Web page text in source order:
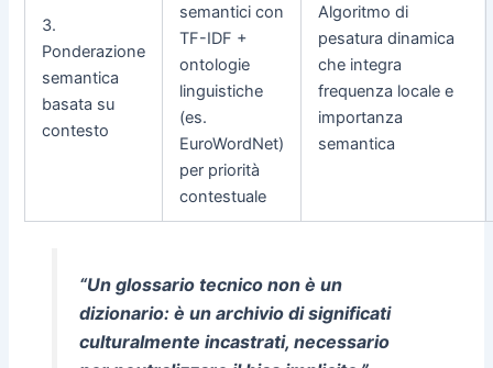
3.
Ponderazione
semantica
basata su
contesto
semantici con
TF-IDF +
ontologie
linguistiche
(es.
EuroWordNet)
per priorità
contestuale
Algoritmo di
pesatura dinamica
che integra
frequenza locale e
importanza
semantica
“Un glossario tecnico non è un
dizionario: è un archivio di significati
culturalmente incastrati, necessario